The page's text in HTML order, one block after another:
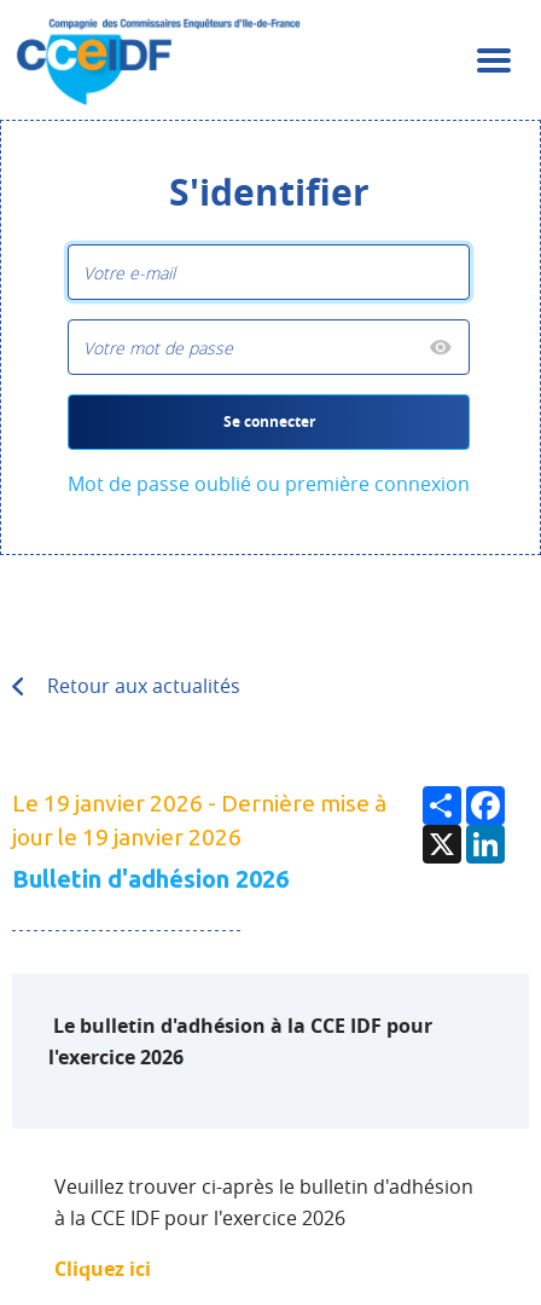
S'identifier
Se connecter
Mot de passe oublié ou première connexion
Retour aux actualités
Le 19 janvier 2026 - Dernière mise à
jour le 19 janvier 2026
Partager
X
Bulletin d'adhésion 2026
Le bulletin d'adhésion à la CCE IDF pour
l'exercice 2026
Veuillez trouver ci-après le bulletin d'adhésion
à la CCE IDF pour l'exercice 2026
Cliquez ici